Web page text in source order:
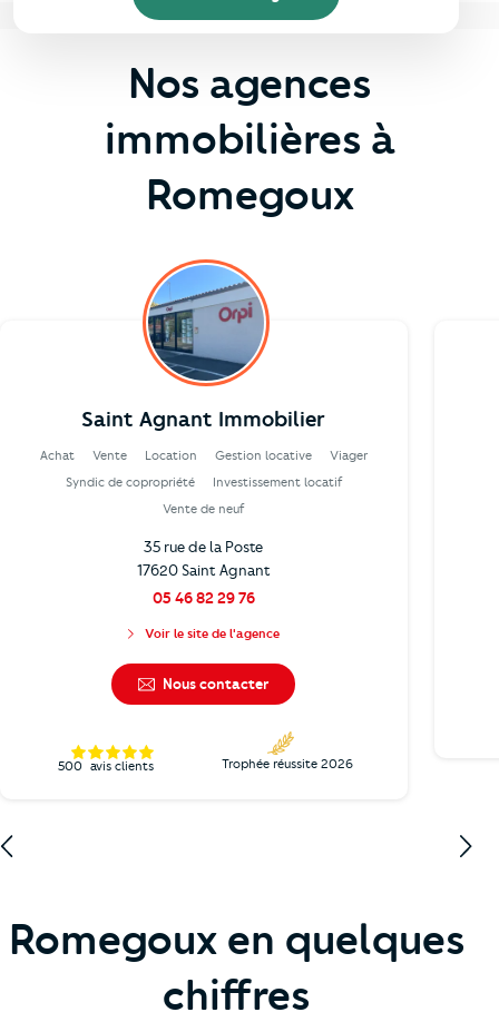
Nos agences
immobilières à
Romegoux
Saint Agnant Immobilier
Achat Vente Location Gestion locative
Viager
Syndic de copropriété
Investissement locatif
Vente de neuf
35 rue de la Poste
17620 Saint Agnant
05 46 82 29 76
Voir le site de l'agence
Nous contacter
500 avis clients Trophée réussite 2026
Romegoux en quelques
chiffres